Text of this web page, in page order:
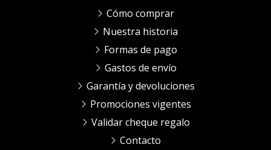
Cómo comprar
Nuestra historia
Formas de pago
Gastos de envío
Garantía y devoluciones
Promociones vigentes
Validar cheque regalo
Contacto